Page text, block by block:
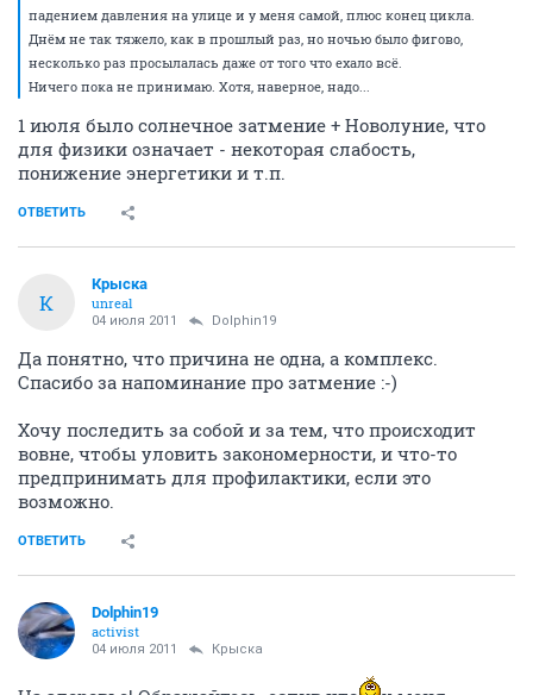
падением давления на улице и у меня самой, плюс конец цикла.
Днём не так тяжело, как в прошлый раз, но ночью было фигово,
несколько раз просылалась даже от того что ехало всё.
Ничего пока не принимаю. Хотя, наверное, надо...
1 июля было солнечное затмение + Новолуние, что
для физики означает - некоторая слабость,
понижение энергетики и т.п.
ОТВЕТИТЬ
К
Крыска
unreal
04 июля 2011 Dolphin19
Да понятно, что причина не одна, а комплекс.
Спасибо за напоминание про затмение :-)
Хочу последить за собой и за тем, что происходит
вовне, чтобы уловить закономерности, и что-то
предпринимать для профилактики, если это
возможно.
ОТВЕТИТЬ
Dolphin19
activist
04 июля 2011 Крыска